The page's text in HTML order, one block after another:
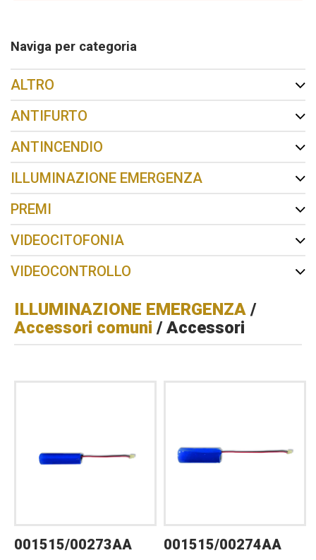
Naviga per categoria
ALTRO
ANTIFURTO
ANTINCENDIO
ILLUMINAZIONE EMERGENZA
PREMI
VIDEOCITOFONIA
VIDEOCONTROLLO
ILLUMINAZIONE EMERGENZA /
Accessori comuni / Accessori
001515/00273AA 001515/00274AA